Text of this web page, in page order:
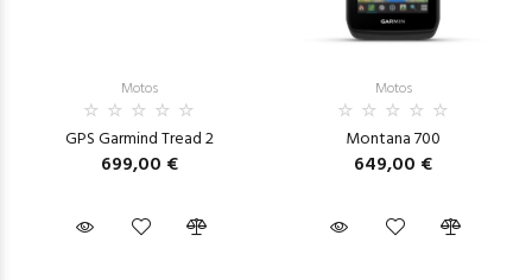
Motos
GPS Garmind Tread 2
699,00 €
Motos
Montana 700
649,00 €